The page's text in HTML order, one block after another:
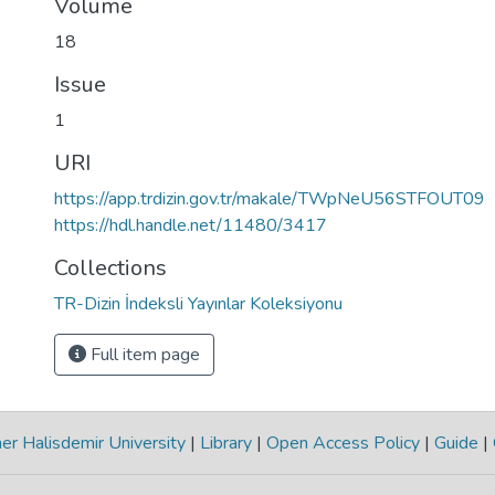
Volume
18
Issue
1
URI
https://app.trdizin.gov.tr/makale/TWpNeU56STFOUT09
https://hdl.handle.net/11480/3417
Collections
TR-Dizin İndeksli Yayınlar Koleksiyonu
Full item page
Halisdemir University | Library | Open Access Policy | Guide |